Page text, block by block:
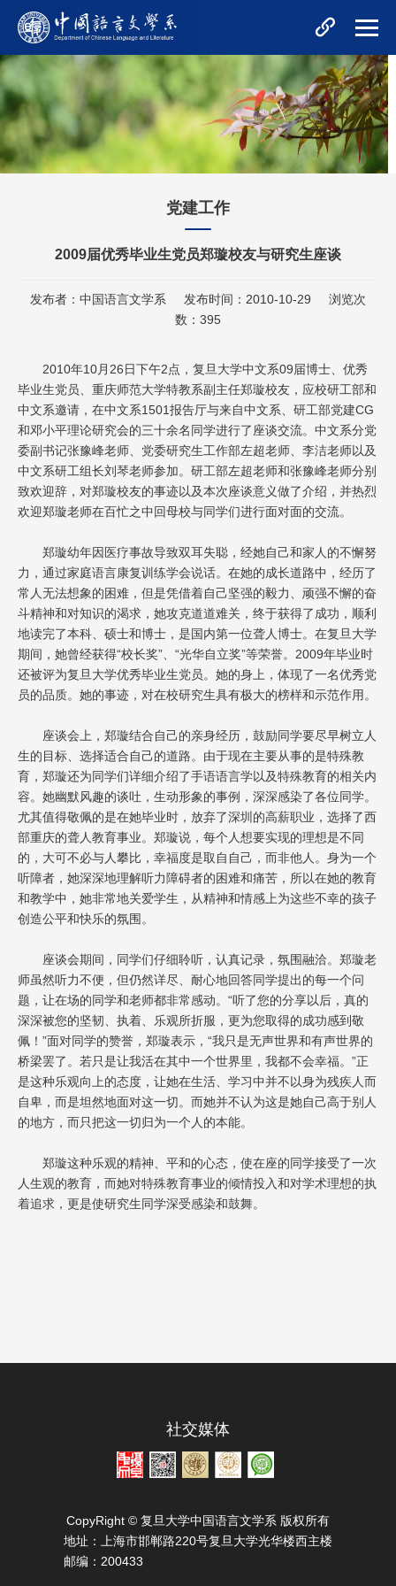
党建工作
2009届优秀毕业生党员郑璇校友与研究生座谈
发布者：中国语言文学系 发布时间：2010-10-29
浏览次
数： 395
2010年10月26日下午2点，复旦大学中文系09届博士、优秀
毕业生党员、重庆师范大学特教系副主任郑璇校友，应校研工部和
中文系邀请，在中文系1501报告厅与来自中文系、研工部党建CG
和邓小平理论研究会的三十余名同学进行了座谈交流。中文系分党
委副书记张豫峰老师、党委研究生工作部左超老师、李洁老师以及
中文系研工组长刘琴老师参加。研工部左超老师和张豫峰老师分别
致欢迎辞，对郑璇校友的事迹以及本次座谈意义做了介绍，并热烈
欢迎郑璇老师在百忙之中回母校与同学们进行面对面的交流。
郑璇幼年因医疗事故导致双耳失聪，经她自己和家人的不懈努
力，通过家庭语言康复训练学会说话。在她的成长道路中，经历了
常人无法想象的困难，但是凭借着自己坚强的毅力、顽强不懈的奋
斗精神和对知识的渴求，她攻克道道难关，终于获得了成功，顺利
地读完了本科、硕士和博士，是国内第一位聋人博士。在复旦大学
期间，她曾经获得“校长奖”、“光华自立奖”等荣誉。2009年毕业时
还被评为复旦大学优秀毕业生党员。她的身上，体现了一名优秀党
员的品质。她的事迹，对在校研究生具有极大的榜样和示范作用。
座谈会上，郑璇结合自己的亲身经历，鼓励同学要尽早树立人
生的目标、选择适合自己的道路。由于现在主要从事的是特殊教
育，郑璇还为同学们详细介绍了手语语言学以及特殊教育的相关内
容。她幽默风趣的谈吐，生动形象的事例，深深感染了各位同学。
尤其值得敬佩的是在她毕业时，放弃了深圳的高薪职业，选择了西
部重庆的聋人教育事业。郑璇说，每个人想要实现的理想是不同
的，大可不必与人攀比，幸福度是取自自己，而非他人。身为一个
听障者，她深深地理解听力障碍者的困难和痛苦，所以在她的教育
和教学中，她非常地关爱学生，从精神和情感上为这些不幸的孩子
创造公平和快乐的氛围。
座谈会期间，同学们仔细聆听，认真记录，氛围融洽。郑璇老
师虽然听力不便，但仍然详尽、耐心地回答同学提出的每一个问
题，让在场的同学和老师都非常感动。“听了您的分享以后，真的
深深被您的坚韧、执着、乐观所折服，更为您取得的成功感到敬
佩！”面对同学的赞誉，郑璇表示，“我只是无声世界和有声世界的
桥梁罢了。若只是让我活在其中一个世界里，我都不会幸福。”正
是这种乐观向上的态度，让她在生活、学习中并不以身为残疾人而
自卑，而是坦然地面对这一切。而她并不认为这是她自己高于别人
的地方，而只把这一切归为一个人的本能。
郑璇这种乐观的精神、平和的心态，使在座的同学接受了一次
人生观的教育，而她对特殊教育事业的倾情投入和对学术理想的执
着追求，更是使研究生同学深受感染和鼓舞。
社交媒体
CopyRight © 复旦大学中国语言文学系 版权所有
地址：
上海市邯郸路220号复旦大学光华楼西主楼
邮编： 200433